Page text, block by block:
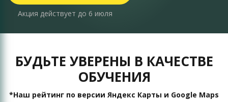
Акция действует до 6 июля
БУДЬТЕ УВЕРЕНЫ В КАЧЕСТВЕ
ОБУЧЕНИЯ
*Наш рейтинг по версии Яндекс Карты и Google Maps